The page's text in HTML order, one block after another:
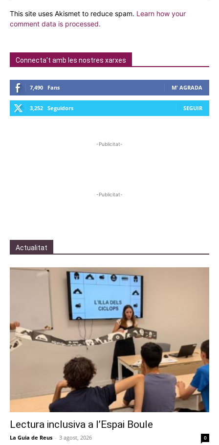
This site uses Akismet to reduce spam. Learn how your
comment data is processed.
Connecta't amb les nostres xarxes
7,490 Fans M' AGRADA
3,252 Seguidors SEGUIR
-Publicitat-
-Publicitat-
Actualitat
Lectura inclusiva a l’Espai Boule
La Guia de Reus - 3 agost, 2026 0